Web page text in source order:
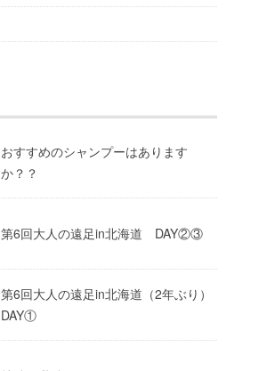
おすすめのシャンプーはあります
か？？
第6回大人の遠足in北海道 DAY②③
第6回大人の遠足in北海道（2年ぶり）
DAY①